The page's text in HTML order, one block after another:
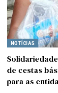
NOTÍCIAS
de cestas
para as